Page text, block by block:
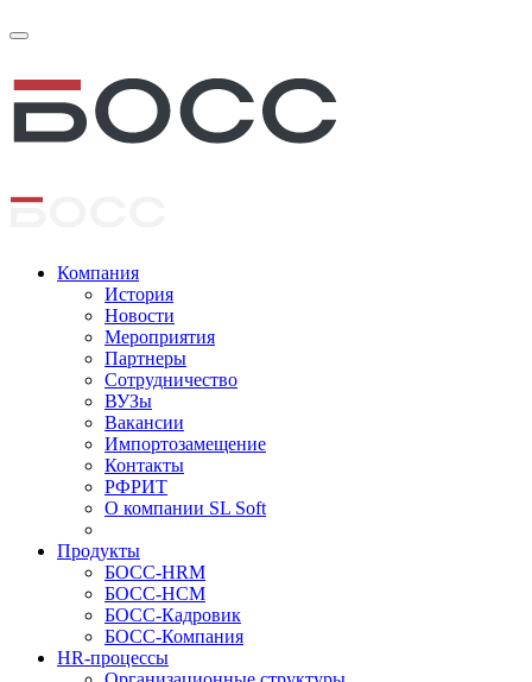
Компания
История
Новости
Мероприятия
Партнеры
Сотрудничество
ВУЗы
Вакансии
Импортозамещение
Контакты
РФРИТ
О компании SL Soft
Продукты
БОСС-HRM
БОСС-HCM
БОСС-Кадровик
БОСС-Компания
HR-процессы